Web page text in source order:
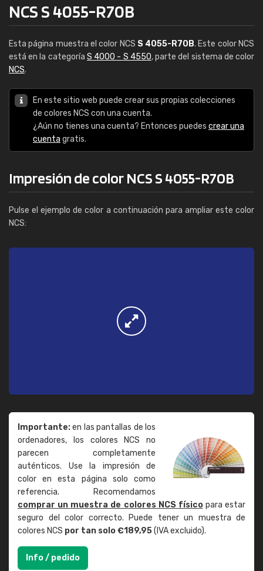
NCS S 4055-R70B
Esta página muestra el color NCS S 4055-R70B. Este color NCS
está en la categoría S 4000 - S 4550, parte del sistema de color
NCS.
En este sitio web puede crear sus propias colecciones
de colores NCS con una cuenta.
¿Aún no tienes una cuenta? Entonces puedes crear una
cuenta gratis.
Impresión de color NCS S 4055-R70B
Pulse el ejemplo de color a continuación para ampliar este color
NCS:
Importante:en las pantallas de los
ordenadores, los colores NCS no
parecen completamente
auténticos. Use la impresión de
color en esta página solo como
referencia. Recomendamos
comprar un muestra de colores NCS físicopara estar
seguro del color correcto. Puede tener un muestra de
colores NCS por tan solo €189,95(IVA excluido).
Info / pedido